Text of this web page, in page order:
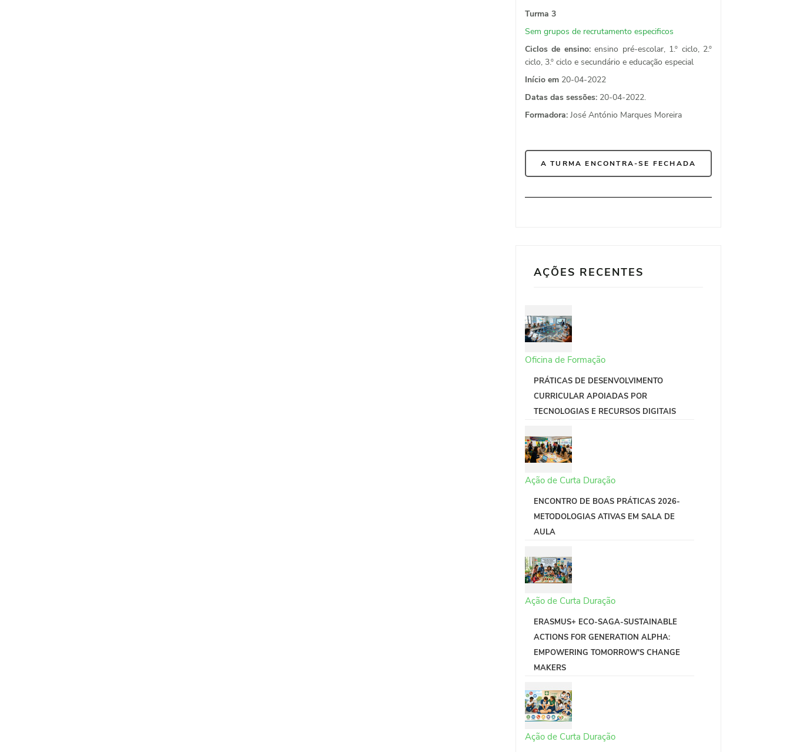
Turma 3
Sem grupos de recrutamento especificos
Ciclos de ensino:ensino pré-escolar, 1.º ciclo, 2.º
ciclo, 3.º ciclo e secundário e educação especial
Início em 20-04-2022
Datas das sessões: 20-04-2022.
Formadora: José António Marques Moreira
A TURMA ENCONTRA-SE FECHADA
AÇÕES RECENTES
Oficina de Formação
PRÁTICAS DE DESENVOLVIMENTO
CURRICULAR APOIADAS POR
TECNOLOGIAS E RECURSOS DIGITAIS
Ação de Curta Duração
ENCONTRO DE BOAS PRÁTICAS 2026-
METODOLOGIAS ATIVAS EM SALA DE
AULA
Ação de Curta Duração
ERASMUS+ ECO-SAGA-SUSTAINABLE
ACTIONS FOR GENERATION ALPHA:
EMPOWERING TOMORROW'S CHANGE
MAKERS
Ação de Curta Duração